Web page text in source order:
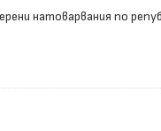
натоварвания по